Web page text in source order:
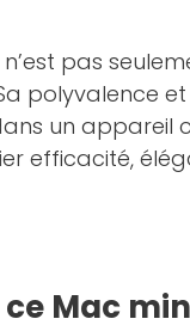
n’est pas
polyvalence
un appareil
efficacité,
Mac